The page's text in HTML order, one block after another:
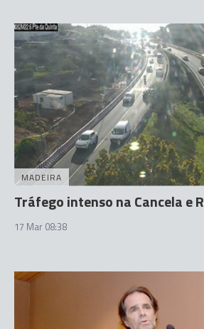
MADEIRA
Tráfego intenso na Cancela e
17 Mar 08:38